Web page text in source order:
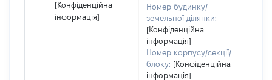
[Конфіденційна
інформація]
Номер будинку/
земельної ділянки:
[Конфіденційна
інформація]
Номер корпусу/секції/
блоку: [Конфіденційна
інформація]